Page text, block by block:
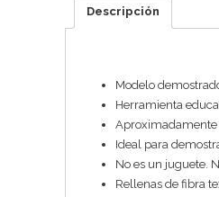
Descripción
Modelo
Herramienta
Aproximadamente
Ideal para
No es un juguete.
Rellenas de fibra